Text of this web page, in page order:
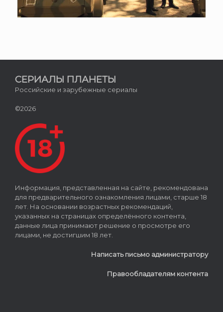
СЕРИАЛЫ ПЛАНЕТЫ
Российские и зарубежные сериалы
©2026
Информация, представленная на сайте, рекомендована
для предварительного ознакомления лицами, старше 18
лет. На основании возрастных рекомендаций,
указанных на страницах определённого контента,
данные лица принимают решение о просмотре его
лицами, не достигшим 18 лет.
Написать письмо администратору
Правообладателям контента